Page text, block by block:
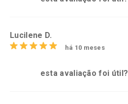
Lucilene D.
há 10 meses
esta avaliação foi útil?